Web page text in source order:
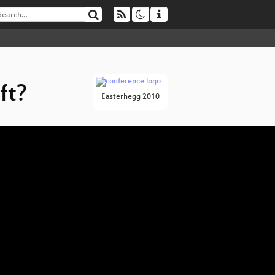
Easterhegg 2010